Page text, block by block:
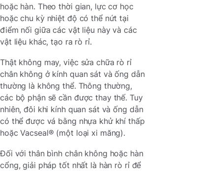
hoặc hàn. Theo thời gian, lực cơ học
hoặc chu kỳ nhiệt độ có thể nứt tại
điểm nối giữa các vật liệu này và các
vật liệu khác, tạo ra rò rỉ.
Thật không may, việc sửa chữa rò rỉ
chân không ở kính quan sát và ống dẫn
thường là không thể. Thông thường,
các bộ phận sẽ cần được thay thế. Tuy
nhiên, đôi khi kính quan sát và ống dẫn
có thể được vá bằng nhựa khử khí thấp
hoặc Vacseal® (một loại xi măng).
Đối với thân bình chân không hoặc hàn
cổng, giải pháp tốt nhất là hàn rò rỉ để